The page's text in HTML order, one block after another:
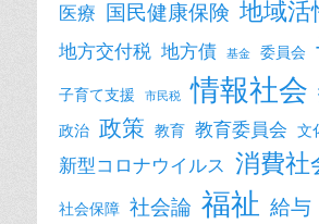
医療 国民健康保険 地域活
地方交付税 地方債 基金 委員会
子育て支援 市民税 情報社会
政治 政策 教育 教育委員会 文
新型コロナウイルス 消費社
社会保障 社会論 福祉 給与